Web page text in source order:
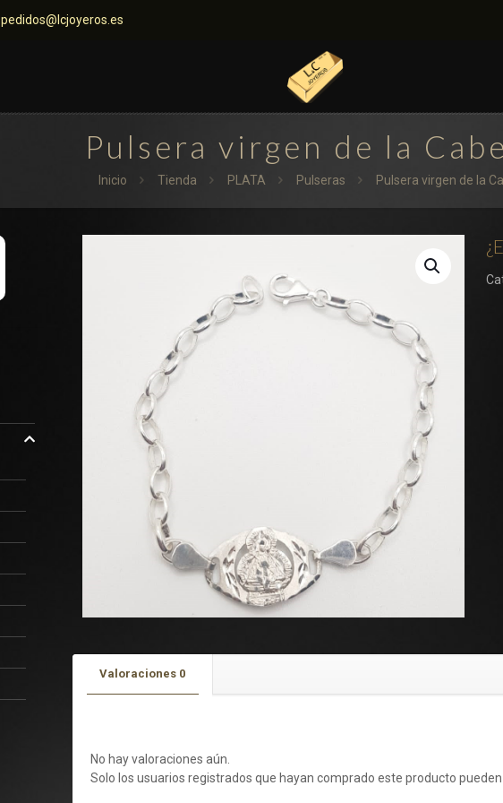
pedidos@lcjoyeros.es
Pulsera virgen de la
Inicio Tienda PLATA Pulseras Pulsera virgen de la
Valoraciones 0
No hay valoraciones aún.
Solo los usuarios registrados que hayan comprado este producto pueden